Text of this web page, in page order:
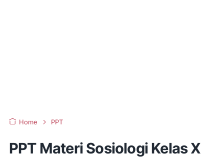
Home PPT
PPT Materi Sosiologi Kelas X